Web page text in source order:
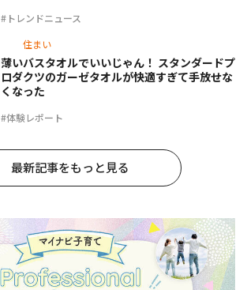
#トレンドニュース
住まい
#体験レポート
薄いバスタオルでいいじゃん！ スタンダードプ
ロダクツのガーゼタオルが快適すぎて手放せな
くなった
最新記事をもっと見る